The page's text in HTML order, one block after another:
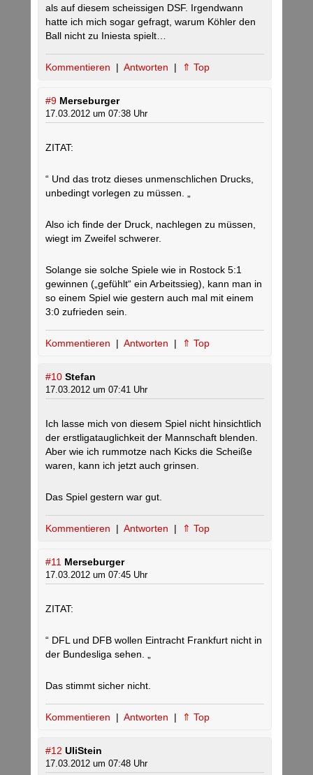
als auf diesem scheissigen DSF. Irgendwann
hatte ich mich sogar gefragt, warum Köhler den
Ball nicht zu Iniesta spielt…
Kommentieren | Antworten | ⇑ Top
#9 Merseburger
17.03.2012 um 07:38 Uhr
ZITAT:
“ Und das trotz dieses unmenschlichen Drucks,
unbedingt vorlegen zu müssen. „
Also ich finde der Druck, nachlegen zu müssen,
wiegt im Zweifel schwerer.
Solange sie solche Spiele wie in Rostock 5:1
gewinnen („gefühlt“ ein Arbeitssieg), kann man in
so einem Spiel wie gestern auch mal mit einem
3:0 zufrieden sein.
Kommentieren | Antworten | ⇑ Top
#10 Stefan
17.03.2012 um 07:41 Uhr
Ich lasse mich von diesem Spiel nicht hinsichtlich
der erstligatauglichkeit der Mannschaft blenden.
Aber wie ich rummotze nach Kicks die Scheiße
waren, kann ich jetzt auch grinsen.
Das Spiel gestern war gut.
Kommentieren | Antworten | ⇑ Top
#11 Merseburger
17.03.2012 um 07:45 Uhr
ZITAT:
“ DFL und DFB wollen Eintracht Frankfurt nicht in
der Bundesliga sehen. „
Das stimmt sicher nicht.
Kommentieren | Antworten | ⇑ Top
#12 UliStein
17.03.2012 um 07:48 Uhr